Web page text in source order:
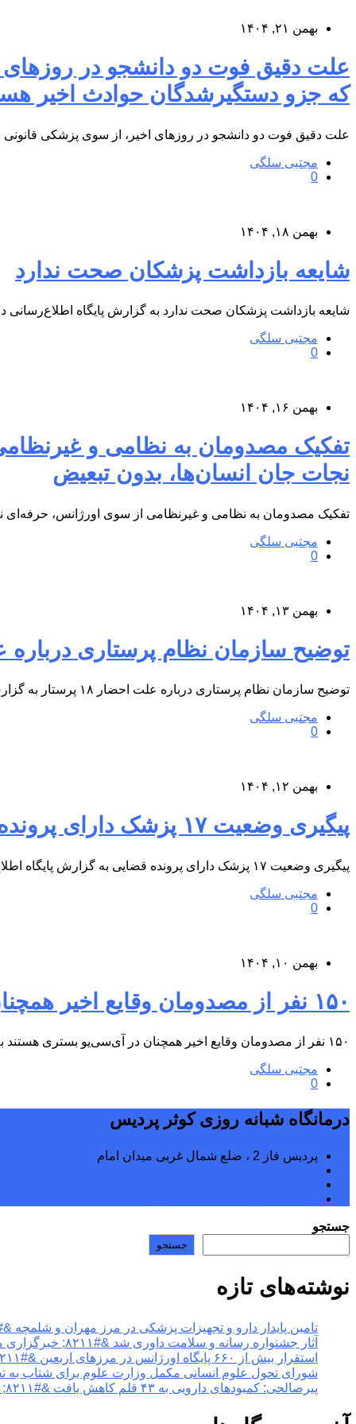
بهمن ۲۱, ۱۴۰۴
که جزو دستگیرشدگان حوادث اخیر
علت دقیق فوت دو دانشجو در روزهای اخیر، از سوی پزشکی قانونی اعلام
مجتبی سلگی
0
بهمن ۱۸, ۱۴۰۴
شایعه بازداشت پزشکان صحت ندارد
شایعه بازداشت پزشکان صحت ندارد به گزارش پایگاه اطلاع‌رسانی
مجتبی سلگی
0
بهمن ۱۶, ۱۴۰۴
تفکیک مصدومان به نظامی و
نجات جان انسان‌ها، بدون تبعیض
تفکیک مصدومان به نظامی و غیرنظامی از سوی اورژانس،
مجتبی سلگی
0
بهمن ۱۳, ۱۴۰۴
توضیح سازمان نظام پرستاری درباره علت
توضیح سازمان نظام پرستاری درباره علت احضار ۱۸ پرستار به گزارش پایگاه اطلاع‌رسانی درمانگاه شبانه‌روزی کوثر پردیس، در این بیانیه…
مجتبی سلگی
0
بهمن ۱۲, ۱۴۰۴
پیگیری وضعیت ۱۷ پزشک دارای پرونده قضایی
پیگیری وضعیت ۱۷ پزشک دارای پرونده قضایی به گزارش پایگاه اطلاع‌رسانی درمانگاه شبانه‌روزی کوثر پردیس، وی افزود: وضعیت این افراد…
مجتبی سلگی
0
بهمن ۱۰, ۱۴۰۴
۱۵۰ نفر از مصدومان وقایع اخیر همچنان در آی‌سی‌یو بستری هستند
۱۵۰ نفر از مصدومان وقایع اخیر همچنان در آی‌سی‌یو بستری هستند به گزارش پایگاه اطلاع‌رسانی درمانگاه شبانه‌روزی کوثر پردیس، سید…
مجتبی سلگی
0
درمانگاه شبانه روزی کوثر پردیس
پردیس فاز 2 ، ضلع شمال غربی میدان امام
جستجو
جستجو
نوشته‌های تازه
تامین پایدار دارو و تجهیزات پزشکی در مرز مهران و شلمچه &#۸۲۱۱; خبرگزاری مهر | اخبار ایران و
آثار جشنواره رسانه و سلامت داوری شد &#۸۲۱۱; خبرگزاری مهر | اخبار ایران و جهان
استقرار بیش از ۶۶۰ پایگاه اورژانس در مرزهای اربعین &#۸۲۱۱; خبرگزاری مهر | اخبار ایران و جهان
شورای تحول علوم انسانی مکمل وزارت علوم برای شتاب به تحول در آموزش عالی
پیرصالحی: کمبودهای دارویی به ۴۳ قلم کاهش یافت &#۸۲۱۱; خبرگزاری مهر | اخبار ایران و جهان